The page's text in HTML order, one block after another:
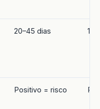
20–45 dias
Positivo = risco